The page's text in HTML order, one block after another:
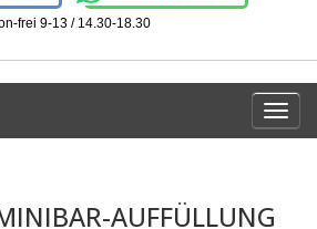
frei 9-13 / 14.30-18.30
AUFFÜLLUNG